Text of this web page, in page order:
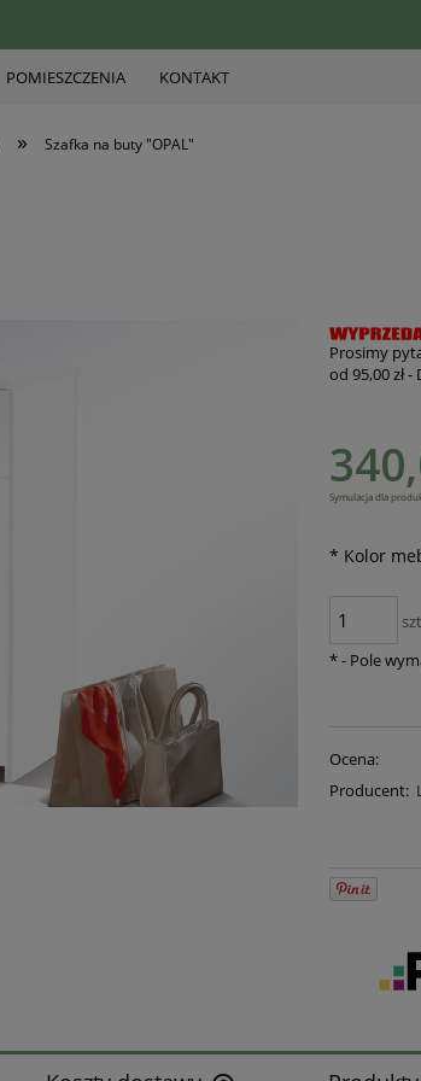
POMIESZCZENIA KONTAKT
» Szafka na buty "OPAL"
Prosimy
od 95,00 zł-
płatności
Symulacja dla
* Kolor
*- Pole
Ocena:
Producent: